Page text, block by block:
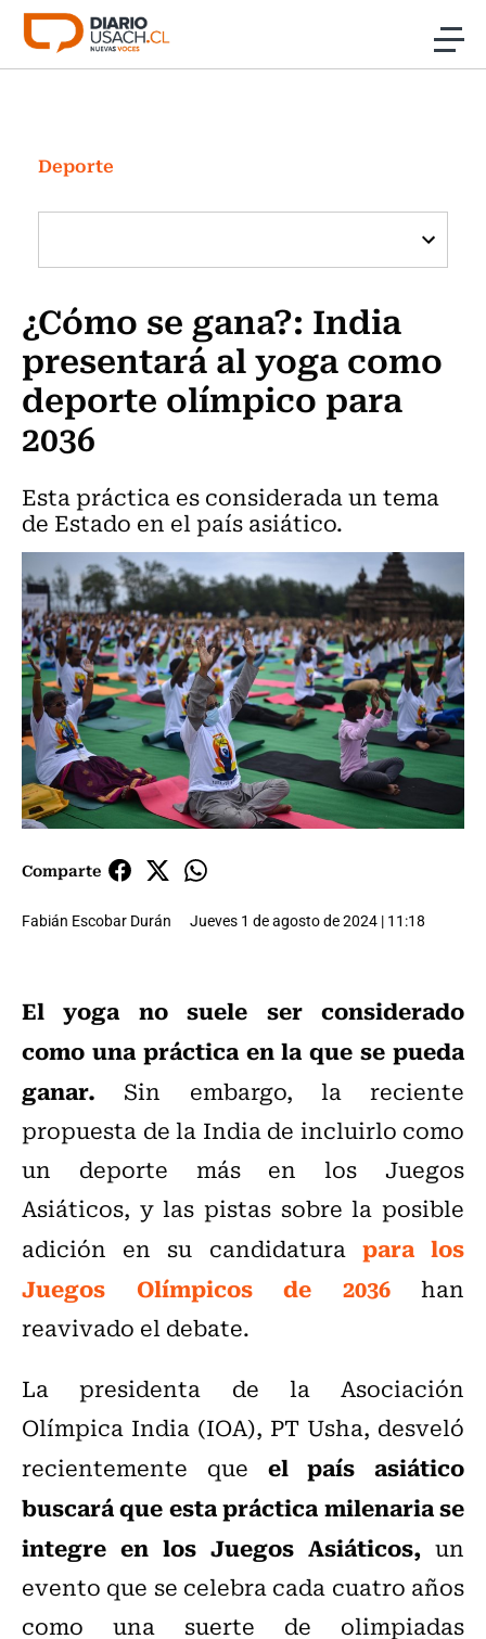
Click acá para ir directamente al contenido
Investigación
Cultura
Programas Radio y TV Usach
Deporte
¿Cómo se gana?: India
presentará al yoga como
deporte olímpico para
2036
Esta práctica es considerada un tema
de Estado en el país asiático.
Comparte
Fabián Escobar Durán Jueves 1 de agosto de 2024 | 11:18
El yoga no suele ser considerado
como una práctica en la que se pueda
ganar. Sin embargo, la reciente
propuesta de la India de incluirlo como
un deporte más en los Juegos
Asiáticos, y las pistas sobre la posible
adición en su candidatura para los
Juegos Olímpicos de 2036
han
reavivado el debate.
La presidenta de la Asociación
Olímpica India (IOA), PT Usha, desveló
recientemente que el país asiático
buscará que esta práctica milenaria se
integre en los Juegos Asiáticos, un
evento que se celebra cada cuatro años
como una suerte de olimpiadas